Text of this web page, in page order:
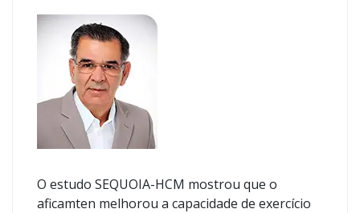
O estudo SEQUOIA-HCM mostrou que o
aficamten melhorou a capacidade de exercício